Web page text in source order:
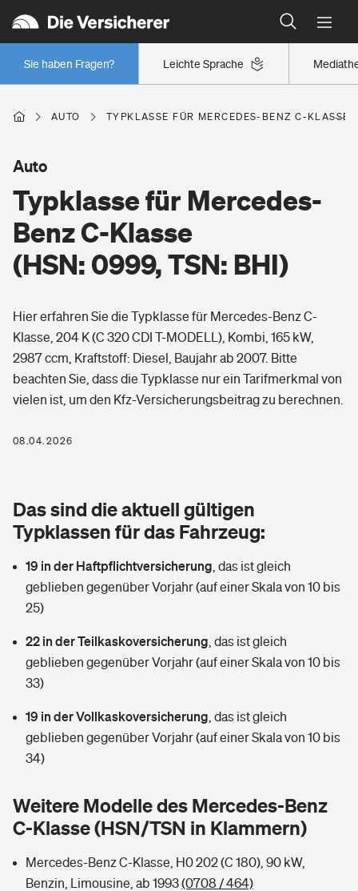
Leichte Sprache
Sie haben Fragen?
Wer versichert was: Jetzt Versicherer finden
Regionalklassen: So ist Ihre Region eingestuft
Wer versichert was: Jetzt Versicherer finden
Berufsunfähigkeitsversicherung
Arbeitsrechtsschutz
Berufshaftpflichtversicherung
Rentenrechner: Wie viel Geld bekomme ich im Alter?
Wer versichert was: Jetzt Versicherer finden
Sie haben Fragen?
Wohnen
Wohngebäudeversicherung
Hausratversicherung
Elementarversicherung
Photovoltaik
Wärmepumpen versichern
Vermieterrrechtsschutz
Mietkautionsversicherung
Restkreditversicherung
Zur Übersicht
Hochwasser-Check: Wie gefährdet ist Ihr Haus?
Wer versichert was: Jetzt Versicherer finden
Sie haben Fragen?
Pri­vate Haft­pflicht­
Rechts­schutz­ver­si­che­rung
Kinderunfall­ver­si­che­rung
Reiseversicherung
Handyversicherung
Private Cyberversicherung
Musikinstrumentenversicherung
Gesundheit
Private Krankenversicherung
Tierkrankenversicherung
Zur Übersicht
Wer versichert was: Jetzt Versicherer finden
Sie haben Fragen?
Rentenrechner: Wie viel Geld bekomme ich im Alter?
AUTO TYPKLASSE FÜR MERCEDES-BENZ C-
Typklasse für Mercedes-
Benz C-Klasse
(HSN: 0999, TSN: BHI)
Auto
Hier erfahren Sie die Typklasse für Mercedes-Benz C-
Klasse, 204 K (C 320 CDI T-MODELL), Kombi, 165 kW,
2987 ccm, Kraftstoff: Diesel, Baujahr ab 2007. Bitte
beachten Sie, dass die Typklasse nur ein Tarifmerkmal von
vielen ist, um den Kfz-Versicherungsbeitrag zu berechnen.
08.04.2026
Das sind die aktuell gültigen
Typklassen für das Fahrzeug:
19 in der Haftpflichtversicherung das ist gleich
geblieben gegenüber Vorjahr (auf einer Skala von 10 bis
25)
22 in der Teilkaskoversicherung das ist gleich
geblieben gegenüber Vorjahr (auf einer Skala von 10 bis
33)
19 in der Vollkaskoversicherung das ist gleich
geblieben gegenüber Vorjahr (auf einer Skala von 10 bis
34)
Weitere Modelle des Mercedes-Benz
C-Klasse (HSN/TSN in Klammern)
Mercedes-Benz C-Klasse, H0 202 (C 180), 90 kW,
Benzin, Limousine, ab 1993(0708 / 464)